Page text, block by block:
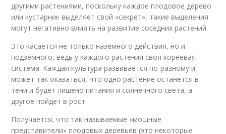
другими растениями, поскольку каждое плодовое дерево
или кустарник выделяет свой «секрет», такие выделения
могут негативно влиять на развитие соседних растений.
Это касается не только наземного действия, но и
подземного, ведь у каждого растения своя корневая
система. Каждая культура развивается по-разному и
может так оказаться, что одно растение останется в
тени и будет лишено питания и солнечного света, а
другое пойдет в рост.
Получается, что так называемые «мощные
представители» плодовых деревьев (это некоторые